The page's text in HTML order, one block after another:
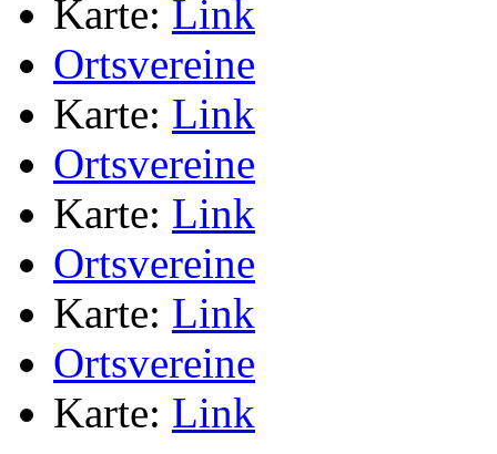
Karte: Link
Ortsvereine
Karte: Link
Ortsvereine
Karte: Link
Ortsvereine
Karte: Link
Ortsvereine
Karte: Link